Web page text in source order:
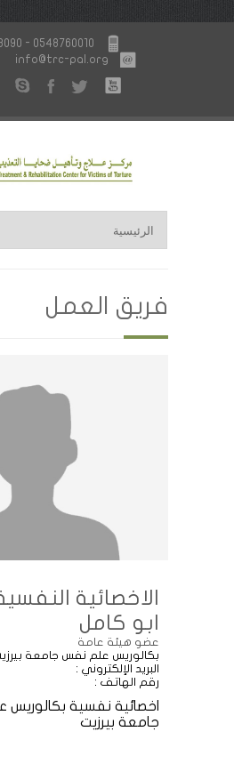
- 0548760010
info@trc-pal.org
فريق العمل
الاخصائية
ابو كامل
عضو هيئة عامة
بكالوريس علم نفس جامعة
البريد الإلكتروني :
رقم الهاتف :
اخصائية نفسية
جامعة بيرزيت